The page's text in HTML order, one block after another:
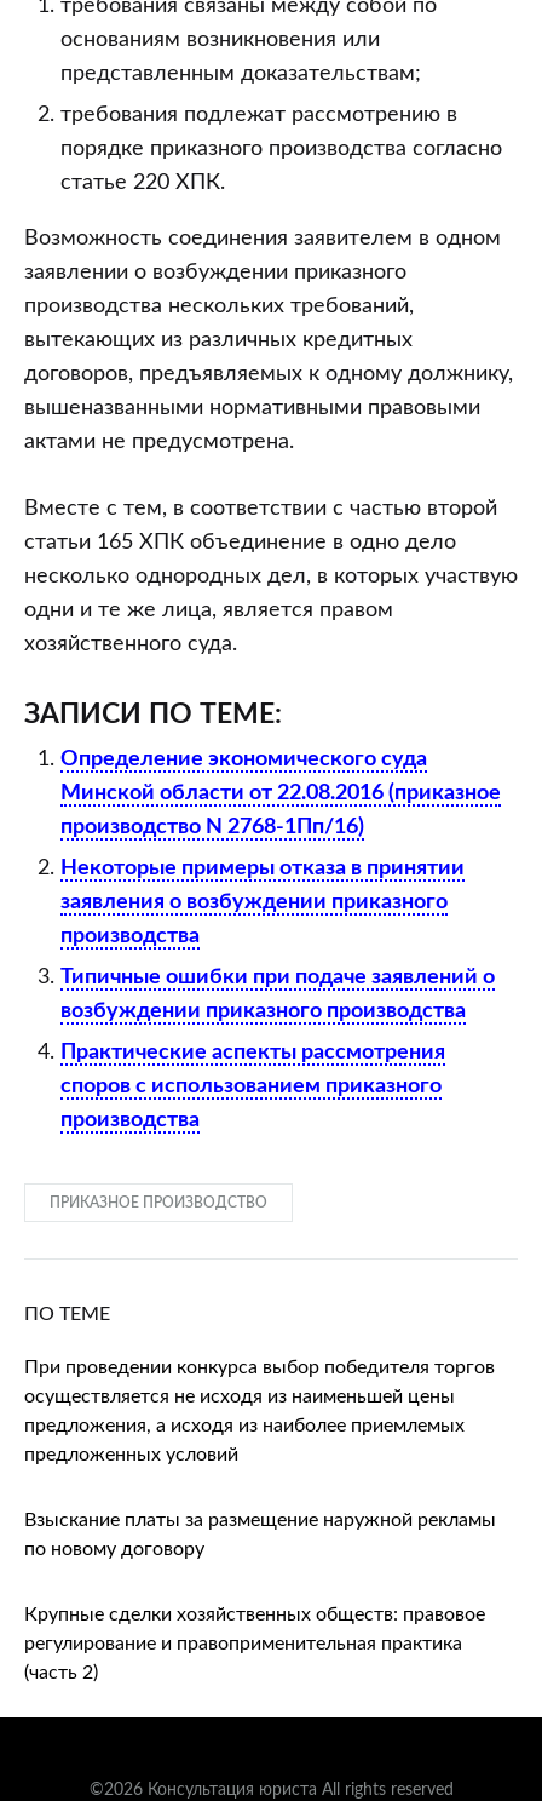
требования связаны между собой по
основаниям возникновения или
представленным доказательствам;
требования подлежат рассмотрению в
порядке приказного производства согласно
статье 220 ХПК.
Возможность соединения заявителем в одном
заявлении о возбуждении приказного
производства нескольких требований,
вытекающих из различных кредитных
договоров, предъявляемых к одному должнику,
вышеназванными нормативными правовыми
актами не предусмотрена.
Вместе с тем, в соответствии с частью второй
статьи 165 ХПК объединение в одно дело
несколько однородных дел, в которых участвую
одни и те же лица, является правом
хозяйственного суда.
ЗАПИСИ ПО ТЕМЕ:
Определение экономического суда
Минской области от 22.08.2016 (приказное
производство N 2768-1Пп/16)
Некоторые примеры отказа в принятии
заявления о возбуждении приказного
производства
Типичные ошибки при подаче заявлений о
возбуждении приказного производства
Практические аспекты рассмотрения
споров с использованием приказного
производства
ПРИКАЗНОЕ ПРОИЗВОДСТВО
ПО ТЕМЕ
При проведении конкурса выбор победителя торгов
осуществляется не исходя из наименьшей цены
предложения, а исходя из наиболее приемлемых
предложенных условий
Взыскание платы за размещение наружной рекламы
по новому договору
Крупные сделки хозяйственных обществ: правовое
регулирование и правоприменительная практика
(часть 2)
©2026 Консультация юриста All rights reserved